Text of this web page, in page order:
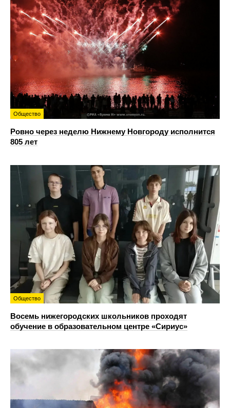
Общество
Ровно через неделю Нижнему Новгороду исполнится
805 лет
Общество
Восемь нижегородских школьников проходят
обучение в образовательном центре «Сириус»